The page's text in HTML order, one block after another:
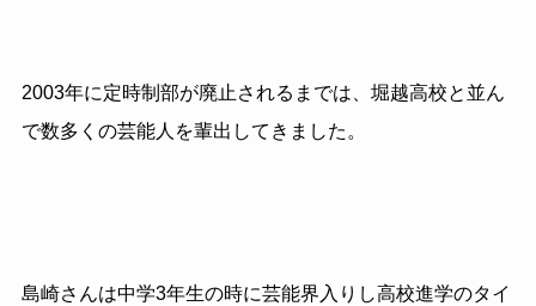
2003年に定時制部が廃止されるまでは、堀越高校と並ん
で数多くの芸能人を輩出してきました。
島崎さんは中学3年生の時に芸能界入りし高校進学のタイ